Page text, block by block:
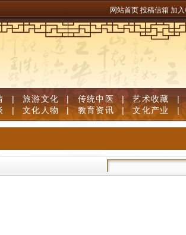
网站首页 投稿信箱 加
| 旅游文化 | 传统中医 | 艺术收藏 |
| 文化人物 | 教育资讯 | 文化产业 |
，足量维生素B族固发防脱清白发 儿童补脑产品如何